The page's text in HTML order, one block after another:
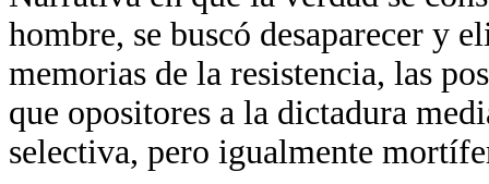
hombre, se buscó desaparecer y
memorias de la resistencia, las
que opositores a la dictadura
selectiva, pero igualmente